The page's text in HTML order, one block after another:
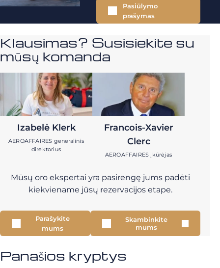
Pasiūlymo
prašymas
Klausimas? Susisiekite su
mūsų komanda
Izabelė Klerk
AEROAFFAIRES generalinis
direktorius
Francois-Xavier
Clerc
AEROAFFAIRES įkūrėjas
Mūsų oro ekspertai yra pasirengę jums padėti
kiekviename jūsų rezervacijos etape.
Parašykite
mums
Skambinkite
mums
Panašios kryptys